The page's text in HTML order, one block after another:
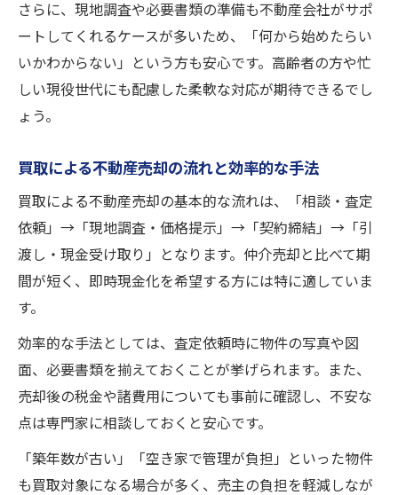
さらに、現地調査や必要書類の準備も不動産会社がサポ
ートしてくれるケースが多いため、「何から始めたらい
いかわからない」という方も安心です。高齢者の方や忙
しい現役世代にも配慮した柔軟な対応が期待できるでし
ょう。
買取による不動産売却の流れと効率的な手法
買取による不動産売却の基本的な流れは、「相談・査定
依頼」→「現地調査・価格提示」→「契約締結」→「引
渡し・現金受け取り」となります。仲介売却と比べて期
間が短く、即時現金化を希望する方には特に適していま
す。
効率的な手法としては、査定依頼時に物件の写真や図
面、必要書類を揃えておくことが挙げられます。また、
売却後の税金や諸費用についても事前に確認し、不安な
点は専門家に相談しておくと安心です。
「築年数が古い」「空き家で管理が負担」といった物件
も買取対象になる場合が多く、売主の負担を軽減しなが